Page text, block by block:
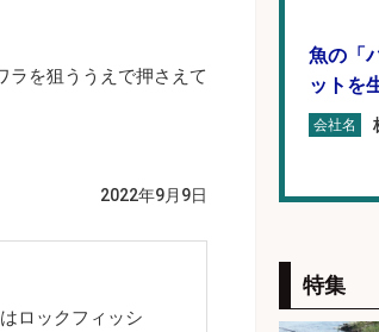
ラを狙ううえで押さえて
2022年9月9日
ロックフィッシ
魚の「
ットを
会社名
フ募集/
会社名
特集